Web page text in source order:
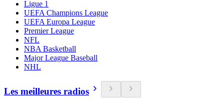
Ligue 1
UEFA Champions League
UEFA Europa League
Premier League
NFL
NBA Basketball
Major League Baseball
NHL
Les meilleures radios